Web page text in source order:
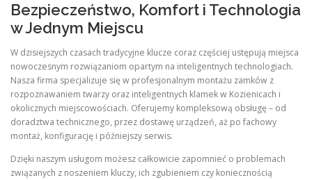
Bezpieczeństwo, Komfort i Technologia
w Jednym Miejscu
W dzisiejszych czasach tradycyjne klucze coraz częściej ustępują miejsca
nowoczesnym rozwiązaniom opartym na inteligentnych technologiach.
Nasza firma specjalizuje się w profesjonalnym montażu zamków z
rozpoznawaniem twarzy oraz inteligentnych klamek w Kozienicach i
okolicznych miejscowościach. Oferujemy kompleksową obsługę – od
doradztwa technicznego, przez dostawę urządzeń, aż po fachowy
montaż, konfigurację i późniejszy serwis.
Dzięki naszym usługom możesz całkowicie zapomnieć o problemach
związanych z noszeniem kluczy, ich zgubieniem czy koniecznością